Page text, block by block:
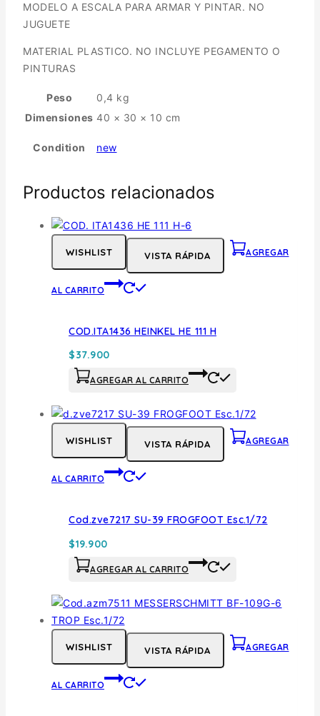
MODELO A ESCALA PARA ARMAR Y PINTAR. NO
JUGUETE
MATERIAL PLASTICO. NO INCLUYE PEGAMENTO O
PINTURAS
Peso
0,4 kg
Dimensiones 40 × 30 × 10 cm
Condition new
Productos relacionados
WISHLIST VISTA RÁPIDA AGREGAR
AL CARRITO
COD.ITA1436 HEINKEL HE 111 H
$37.900
AGREGAR AL CARRITO
WISHLIST VISTA RÁPIDA AGREGAR
AL CARRITO
Cod.zve7217 SU-39 FROGFOOT Esc.1/72
$19.900
AGREGAR AL CARRITO
WISHLIST VISTA RÁPIDA AGREGAR
AL CARRITO